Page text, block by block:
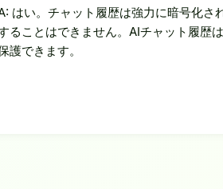
はい。チャット履歴は強力に暗号化さ
ることはできません。AIチャット履歴
護できます。